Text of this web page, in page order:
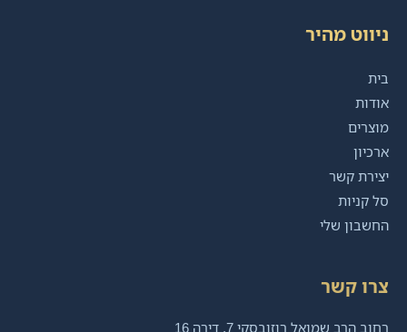
ניווט מהיר
בית
אודות
מוצרים
ארכיון
יצירת קשר
סל קניות
החשבון שלי
צרו קשר
רחוב הרב שמואל רוזובסקי 7, דירה 16